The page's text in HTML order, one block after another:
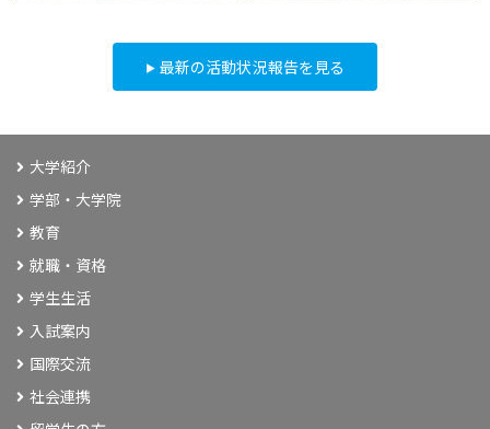
最新の活動状況報告を見る
大学紹介
学部・大学院
教育
就職・資格
学生生活
入試案内
国際交流
社会連携